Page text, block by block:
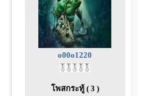
o00o1220
โพสกระทู้ ( 3 )